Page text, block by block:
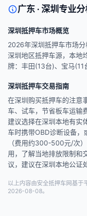
广东 · 深圳专业
深圳抵押车市场概览
2026年深圳抵押车市场
深圳地区抵押车源，本地
牌：丰田(13台)、宝马(11
深圳抵押车交易指南
在深圳购买抵押车的注
车、试车，节省板车运
建议选择在深圳本地有
车时携带OBD诊断设备，
（费用约300-500元/次
用，了解当地排放限制
议，建议在深圳本地公证
以上内容由安全抵押车网基于
2026-08-08。